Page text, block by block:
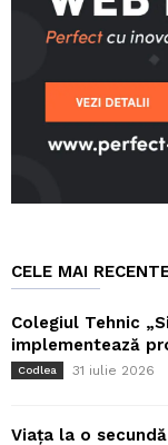
CELE MAI
Colegiul Tehnic
implementează
Codlea 31 iulie 2026
Viața la o